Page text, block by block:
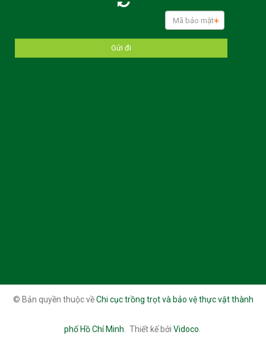
© Bản quyền thuộc vềChi cục trồng trọt và bảo vệ thực vật thành
phố Hồ Chí Minh Thiết kế bởi Vidoco